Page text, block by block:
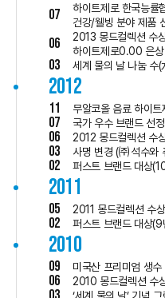
07
하이트제로 한국능률
건강/웰빙 분야 제품
06
2013 몽드컬렉션 수
하이트제로0.00 은
03 세계 물의 날 나눔 수(
2012
11 무알코올 음료 하이
07 국가 우수 브랜드 선정
06 2012 몽드컬렉션 수
03 사명 변경 (㈜석수와
02 퍼스트 브랜드 대상
2011
05 2011 몽드컬렉션 수
02 퍼스트 브랜드 대상(9
2010
09 미국산 프리미엄 생
06 2010 몽드컬렉션 수